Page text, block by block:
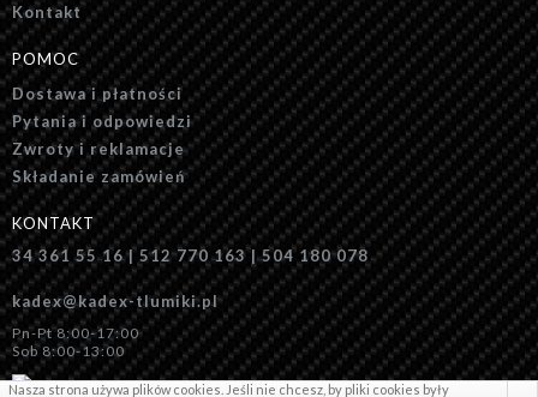
Kontakt
POMOC
Dostawa i płatności
Pytania i odpowiedzi
Zwroty i reklamacje
Składanie zamówień
KONTAKT
34 361 55 16 | 512 770 163 | 504 180 078
kadex@kadex-tlumiki.pl
Pn-Pt 8:00-17:00
Sob 8:00-13:00
Nasza strona używa plików cookies. Jeśli nie chcesz, by pliki cookies były